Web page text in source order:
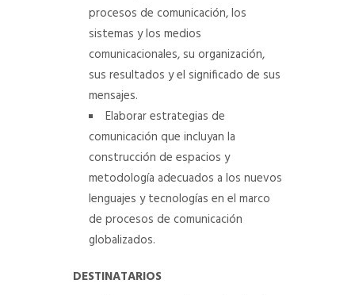
procesos de comunicación, los
sistemas y los medios
comunicacionales, su organización,
sus resultados y el significado de sus
mensajes.
Elaborar estrategias de
comunicación que incluyan la
construcción de espacios y
metodología adecuados a los nuevos
lenguajes y tecnologías en el marco
de procesos de comunicación
globalizados.
DESTINATARIOS